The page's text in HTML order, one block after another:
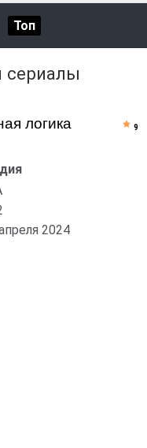
Топ
сериалы
логика
2024
9